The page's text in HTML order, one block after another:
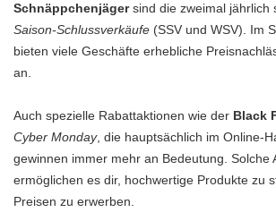
Schnäppchenjägersind die zweimal jährlich
Saison-Schlussverkäufe (SSV und WSV). Im
bieten viele Geschäfte erhebliche
an.
Auch spezielle Rabattaktionen wie der Black
Cyber Monday, die hauptsächlich im Online-
gewinnen immer mehr an Bedeutung. Solche
ermöglichen es dir, hochwertige Produkte zu
Preisen zu erwerben.